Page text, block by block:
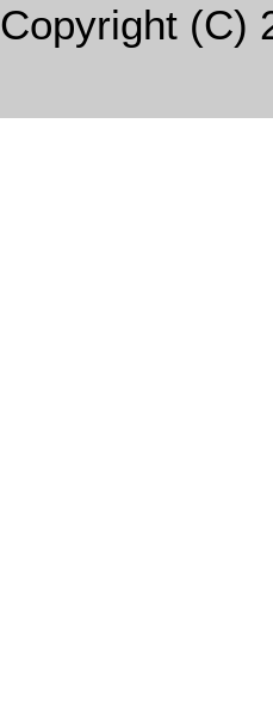
Copyright (C)